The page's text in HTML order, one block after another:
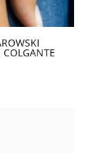
COLGANTE